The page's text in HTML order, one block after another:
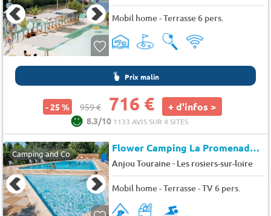
Mobil home - Terrasse 6 pers.
Prix malin
- 25 % 959 € 716 € + d'infos >
8.3/10 1133 AVIS SUR 4 SITES
Camping and Co Flower Camping La Promenade
Anjou Touraine- Les rosiers-sur-loire
Mobil home - Terrasse - TV 6 pers.